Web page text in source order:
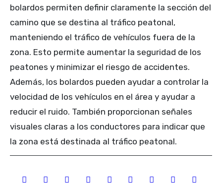
bolardos permiten definir claramente la sección del
camino que se destina al tráfico peatonal,
manteniendo el tráfico de vehículos fuera de la
zona. Esto permite aumentar la seguridad de los
peatones y minimizar el riesgo de accidentes.
Además, los bolardos pueden ayudar a controlar la
velocidad de los vehículos en el área y ayudar a
reducir el ruido. También proporcionan señales
visuales claras a los conductores para indicar que
la zona está destinada al tráfico peatonal.